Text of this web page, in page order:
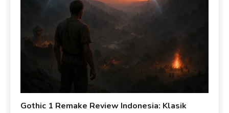
Gothic 1 Remake Review Indonesia: Klasik